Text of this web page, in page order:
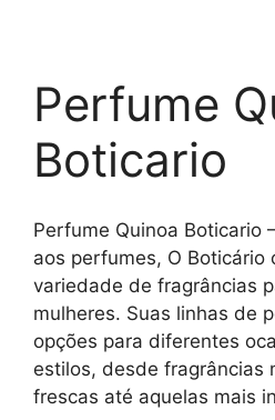
Perfume
Boticario
Perfume Quinoa Boticario
aos perfumes, O Boticário
variedade de fragrâncias
mulheres. Suas linhas de
opções para diferentes
estilos, desde fragrâncias
frescas até aquelas mais